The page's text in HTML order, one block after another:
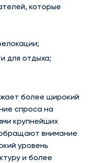
которые
для отдыха;
более широкий
спроса на
крупнейших
внимание
уровень
и более